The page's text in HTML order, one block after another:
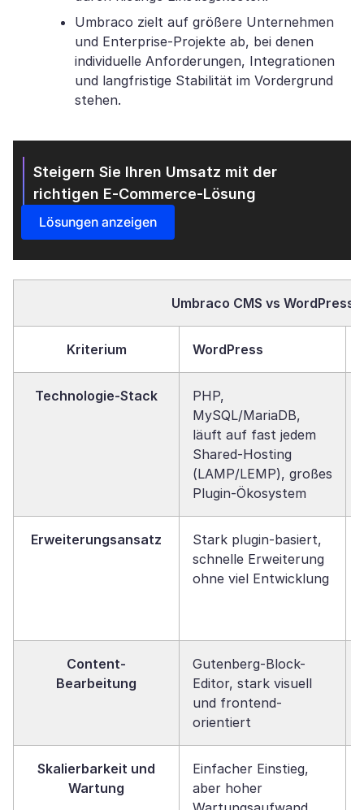
Umbraco zielt auf größere Unternehmen
und Enterprise-Projekte ab, bei denen
individuelle Anforderungen, Integrationen
und langfristige Stabilität im Vordergrund
stehen.
Steigern Sie Ihren Umsatz mit der
richtigen E-Commerce-Lösung
Lösungen anzeigen
Umbraco CMS vs WordPress​
Kriterium WordPress
Technologie-Stack
PHP,
MySQL/MariaDB,
läuft auf fast jedem
Shared-Hosting
(LAMP/LEMP), großes
Plugin-Ökosystem
Erweiterungsansatz
Stark plugin-basiert,
schnelle Erweiterung
ohne viel Entwicklung
Content-
Bearbeitung
Gutenberg-Block-
Editor, stark visuell
und frontend-
orientiert
Skalierbarkeit und
Wartung
Einfacher Einstieg,
aber hoher